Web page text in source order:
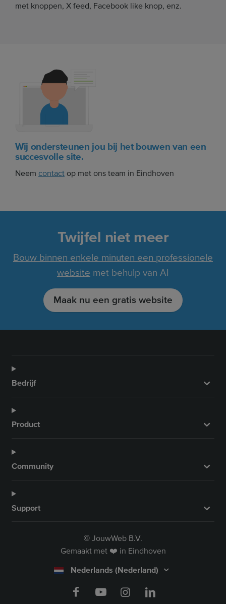
met knoppen, X feed, Facebook like knop, enz.
Wij ondersteunen jou bij het bouwen van een
succesvolle site.
Neem contact op met ons team in Eindhoven
Twijfel niet meer
Bouw binnen enkele minuten een professionele
website met behulp van AI
Maak nu een gratis website
Bedrijf
Product
Community
Support
© JouwWeb B.V.
Gemaakt met ❤️ in Eindhoven
Nederlands (Nederland)